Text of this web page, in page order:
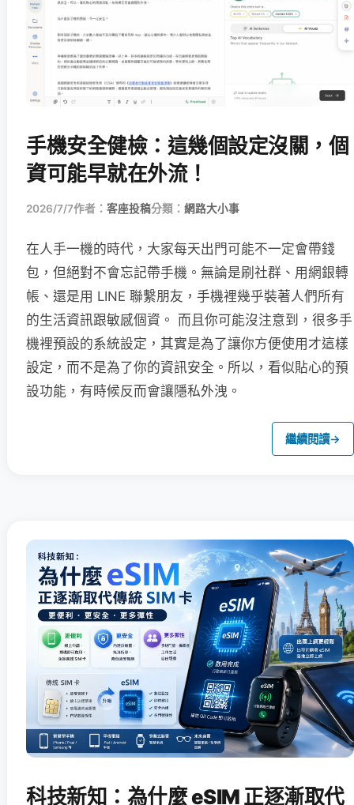
手機安全健檢：這幾個設定沒關，個
資可能早就在外流！
2026/7/7作者： 客座投稿分類： 網路大小事
在人手一機的時代，大家每天出門可能不一定會帶錢
包，但絕對不會忘記帶手機。無論是刷社群、用網銀轉
帳、還是用 LINE 聯繫朋友，手機裡幾乎裝著人們所有
的生活資訊跟敏感個資。 而且你可能沒注意到，很多手
機裡預設的系統設定，其實是為了讓你方便使用才這樣
設定，而不是為了你的資訊安全。所以，看似貼心的預
設功能，有時候反而會讓隱私外洩。
繼續閱讀→
科技新知：為什麼 eSIM 正逐漸取代